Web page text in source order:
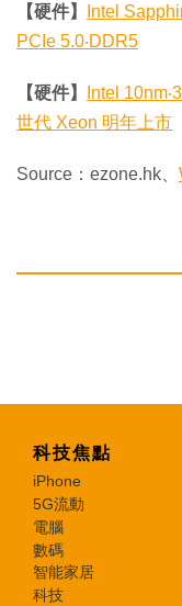
【硬件】
Intel
PCIe 5.0‧DDR5
【硬件】
Intel
世代 Xeon 明年上市
Source：ezone.hk、
科技焦點
iPhone
5G流動
電腦
數碼
智能家居
科技